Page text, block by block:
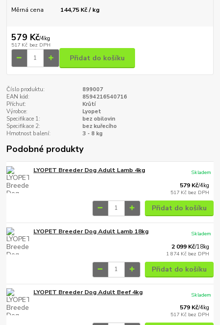
Měrná cena
144,75 Kč / kg
579 Kč/4kg
517 Kč bez DPH
Přidat do košíku
Číslo produktu:
899007
EAN kód:
8594216540716
Příchuť:
Krůtí
Výrobce:
Lyopet
Specifikace 1:
bez obilovin
Specifikace 2:
bez kuřecího
Hmotnost balení:
3 - 8 kg
Podobné produkty
LYOPET Breeder Dog Adult Lamb 4kg
579 Kč/4kg
517 Kč bez DPH
Skladem
Přidat do košíku
LYOPET Breeder Dog Adult Lamb 18kg
2 099 Kč/18kg
1 874 Kč bez DPH
Skladem
Přidat do košíku
LYOPET Breeder Dog Adult Beef 4kg
579 Kč/4kg
517 Kč bez DPH
Skladem